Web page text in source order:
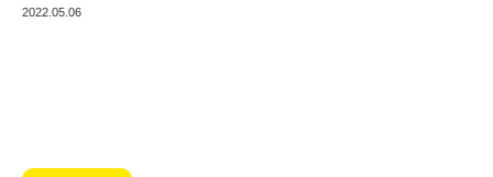
2022.05.06